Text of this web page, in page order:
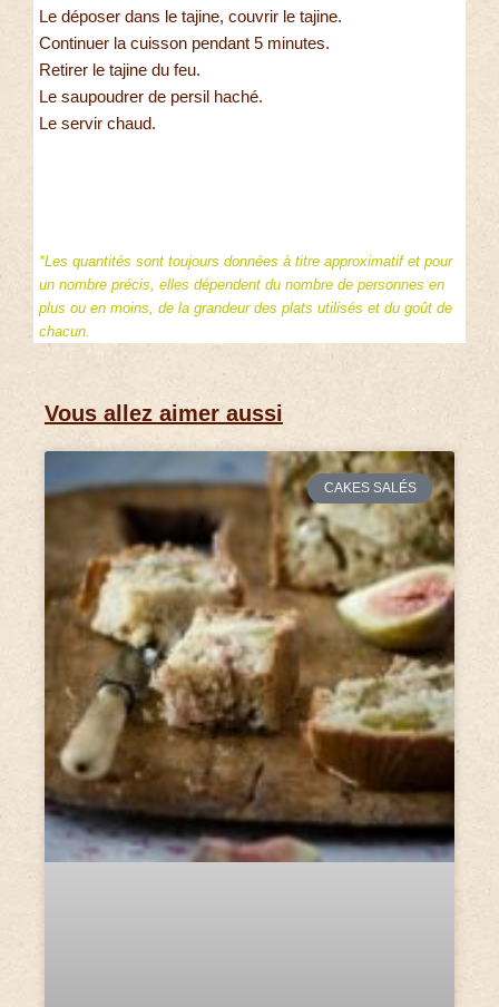
Le déposer dans le tajine, couvrir le tajine.
Continuer la cuisson pendant 5 minutes.
Retirer le tajine du feu.
Le saupoudrer de persil haché.
Le servir chaud.
*Les quantités sont toujours données à titre approximatif et pour
un nombre précis, elles dépendent du nombre de personnes en
plus ou en moins, de la grandeur des plats utilisés et du goût de
chacun.
Vous allez aimer aussi
CAKES SALÉS